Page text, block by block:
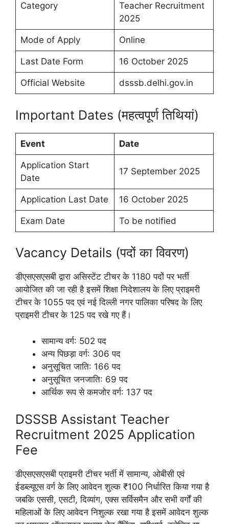
Category
Teacher Recruitment
2025
Mode of Apply Online
Last Date Form 16 October 2025
Official Website dsssb.delhi.gov.in
Important Dates (महत्वपूर्ण तिथियां)
Event Date
Application Start
Date
17 September 2025
Application Last Date 16 October 2025
Exam Date To be notified
Vacancy Details (पदों का विवरण)
डीएसएसएसबी द्वारा असिस्टेंट टीचर के 1180 पदों पर भर्ती
आयोजित की जा रही है इसमें शिक्षा निदेशालय के लिए प्राइमरी
टीचर के 1055 पद एवं नई दिल्ली नगर पालिका परिषद के लिए
प्राइमरी टीचर के 125 पद रखे गए हैं।
सामान्य वर्ग: 502 पद
अन्य पिछड़ा वर्ग: 306 पद
अनुसूचित जाति: 166 पद
अनुसूचित जनजाति: 69 पद
आर्थिक रूप से कमजोर वर्ग: 137 पद
DSSSB Assistant Teacher
Recruitment 2025 Application
Fee
डीएसएसएसबी प्राइमरी टीचर भर्ती में सामान्य, ओबीसी एवं
ईडब्ल्यूएस वर्ग के लिए आवेदन शुल्क ₹100 निर्धारित किया गया है
जबकि एससी, एसटी, दिव्यांग, एक्स सर्विसमैन और सभी वर्गों की
महिलाओं के लिए आवेदन निशुल्क रखा गया है इसमें आवेदन शुल्क